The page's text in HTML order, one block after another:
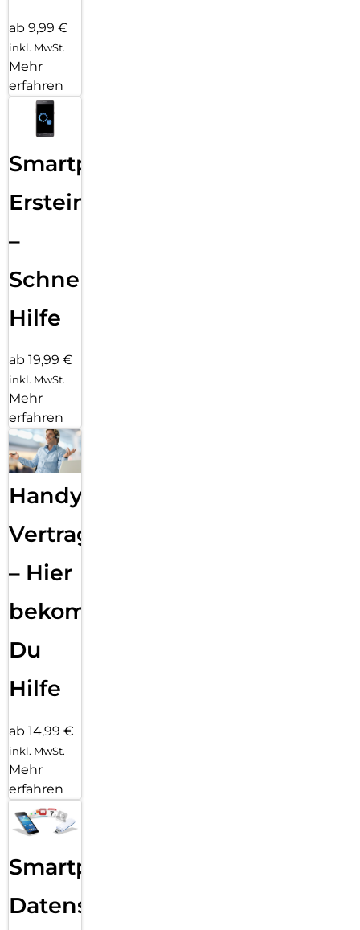
ab 9,99 €
inkl. MwSt.
Mehr
erfahren
Smartphone
Ersteinrichtung
–
Schnelle
Hilfe
ab 19,99 €
inkl. MwSt.
Mehr
erfahren
Handy
Vertragsabwicklung
– Hier
bekommst
Du
Hilfe
ab 14,99 €
inkl. MwSt.
Mehr
erfahren
Smartphone
Datensicherung